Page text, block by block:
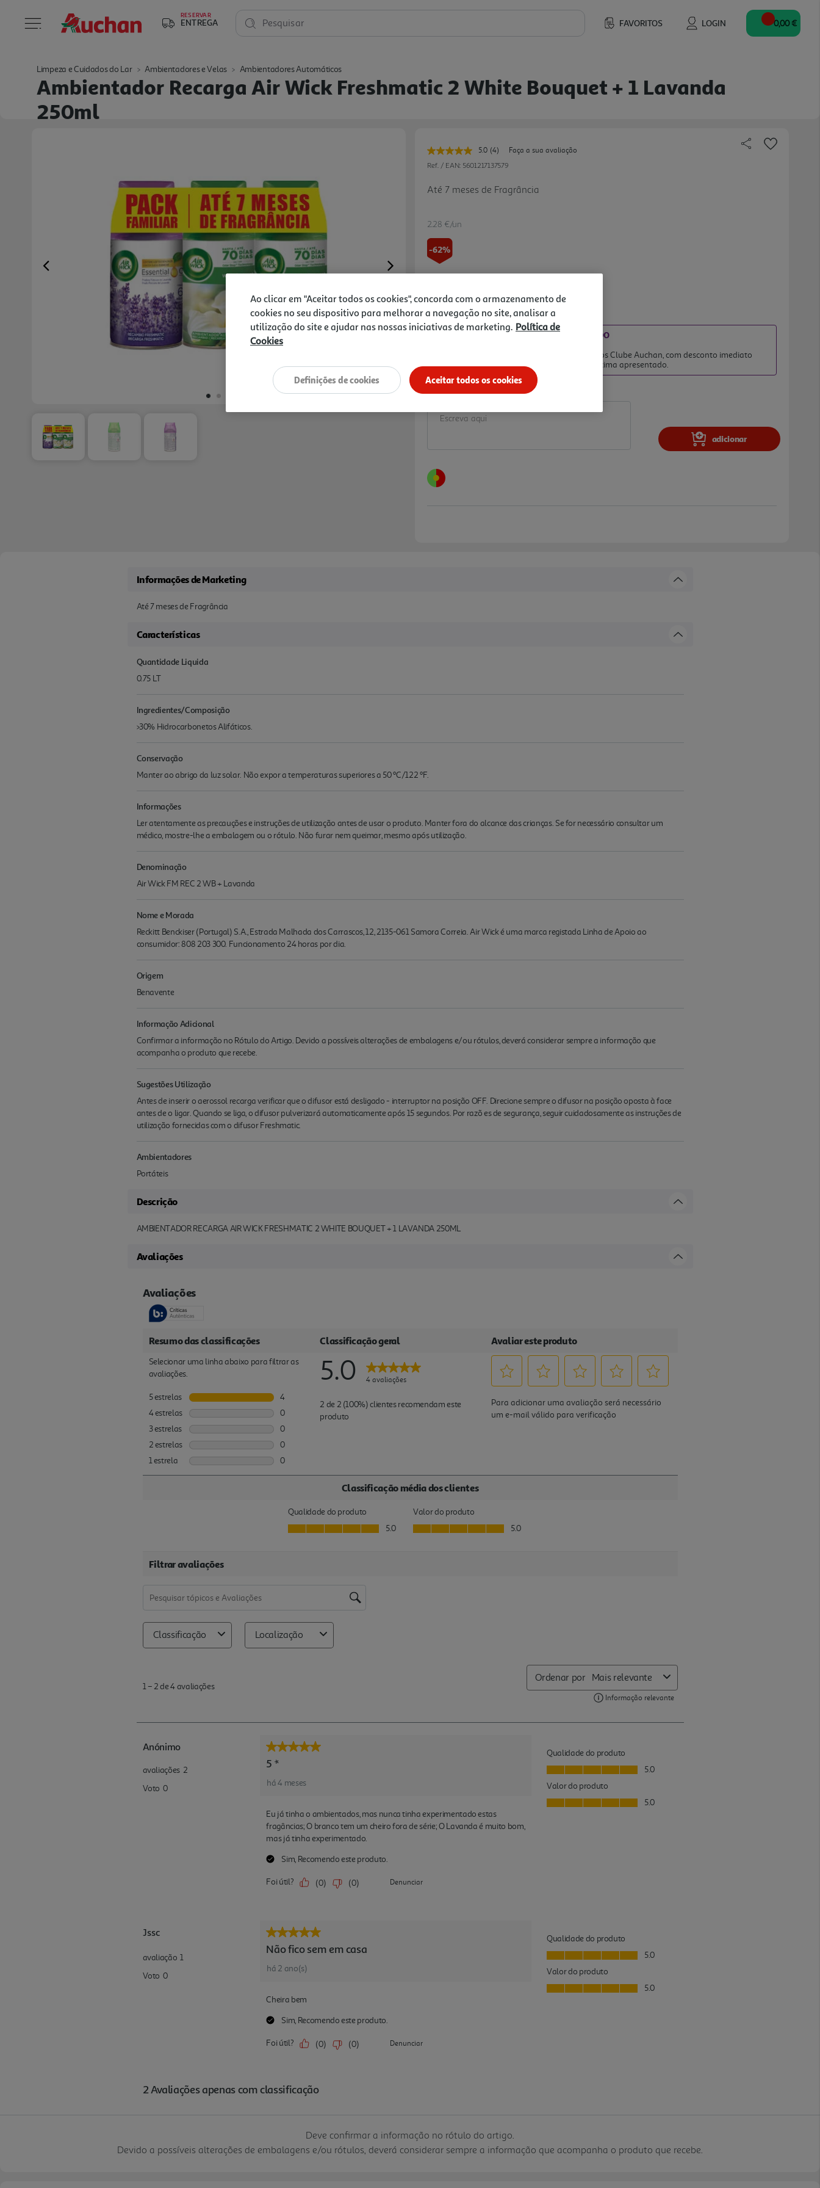
RESERVAR
ENTREGA FAVORITOS LOGIN
Pesquisar 0,00 €
Limpeza e Cuidados do Lar Ambientadores e Velas Ambientadores Automáticos
Ambientador Recarga Air Wick Freshmatic 2 White Bouquet + 1 Lavanda
250ml
Previous Next
5.0 Leu
4
Link
para
(4)
Faça a sua avaliação
Ref. / EAN: 5601217137579
Até 7 meses de Fragrância
2.28 €/un
-62%
Price reduced from
to
6,83 €
de 4/9/2025 a 2/9/2026
10% DESCONTO IMEDIATO INCLUÍDO
Preço exclusivo para clientes membros Clube Auchan, com desconto imediato
aplicado já refletido no preço final acima apresentado.
adicionar
Informações de Marketing
Até 7 meses de Fragrância
Características
Quantidade Liquida
0.75 LT
Ingredientes/Composição
>30% Hidrocarbonetos Alifáticos.
Conservação
Manter ao abrigo da luz solar. Não expor a temperaturas superiores a 50 ºC/122 ºF.
Informações
Ler atentamente as precauções e instruções de utilização antes de usar o produto. Manter fora do alcance das crianças. Se for necessário consultar um
médico, mostre-lhe a embalagem ou o rótulo. Não furar nem queimar, mesmo após utilização.
Denominação
Air Wick FM REC 2 WB + Lavanda
Nome e Morada
Reckitt Benckiser (Portugal) S.A., Estrada Malhada dos Carrascos, 12, 2135-061 Samora Correia. Air Wick é uma marca registada Linha de Apoio ao
consumidor: 808 203 300. Funcionamento 24 horas por dia.
Origem
Benavente
Informação Adicional
Confirmar a informação no Rótulo do Artigo. Devido a possíveis alterações de embalagens e/ou rótulos, deverá considerar sempre a informação que
acompanha o produto que recebe.
Sugestões Utilização
Antes de inserir o aerossol recarga verificar que o difusor está desligado - interruptor na posição OFF. Direcione sempre o difusor na posição oposta à face
antes de o ligar. Quando se liga, o difusor pulverizará automaticamente após 15 segundos. Por razõ es de segurança, seguir cuidadosamente as instruções de
utilização fornecidas com o difusor Freshmatic.
Ambientadores
Portáteis
Descrição
AMBIENTADOR RECARGA AIR WICK FRESHMATIC 2 WHITE BOUQUET + 1 LAVANDA 250ML
Avaliações
Deve confirmar a informação no rótulo do artigo.
Devido a possíveis alterações de embalagens e/ou rótulos, deverá considerar sempre a informação que acompanha o produto que recebe.
Ao clicar em "Aceitar todos os cookies", concorda com o armazenamento de
cookies no seu dispositivo para melhorar a navegação no site, analisar a
utilização do site e ajudar nas nossas iniciativas de marketing. Política de
Cookies
Aceitar todos os cookies
Definições de cookies